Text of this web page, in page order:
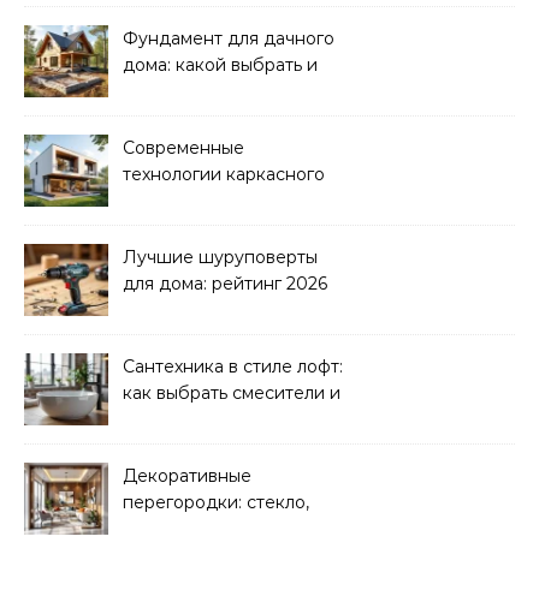
Фундамент для дачного
дома: какой выбрать и
Современные
технологии каркасного
Лучшие шуруповерты
для дома: рейтинг 2026
Сантехника в стиле лофт:
как выбрать смесители и
Декоративные
перегородки: стекло,